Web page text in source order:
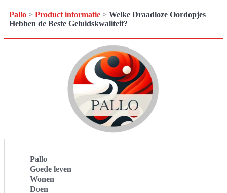
Pallo > Product informatie > Welke Draadloze Oordopjes
Hebben de Beste Geluidskwaliteit?
Pallo
Goede leven
Wonen
Doen